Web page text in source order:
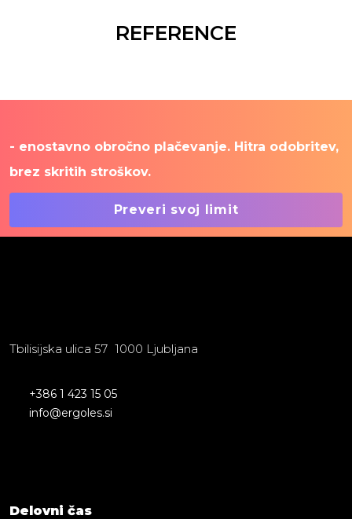
REFERENCE
- enostavno obročno plačevanje. Hitra odobritev,
brez skritih stroškov.
Preveri svoj limit
Tbilisijska ulica 57 1000 Ljubljana
+386 1 423 15 05
info@ergoles.si
Delovni čas